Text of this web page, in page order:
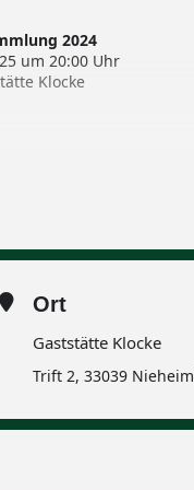
2024
um 20:00 Uhr
Klocke
Ort
Gaststätte Klocke
Trift 2, 33039 Nieheim